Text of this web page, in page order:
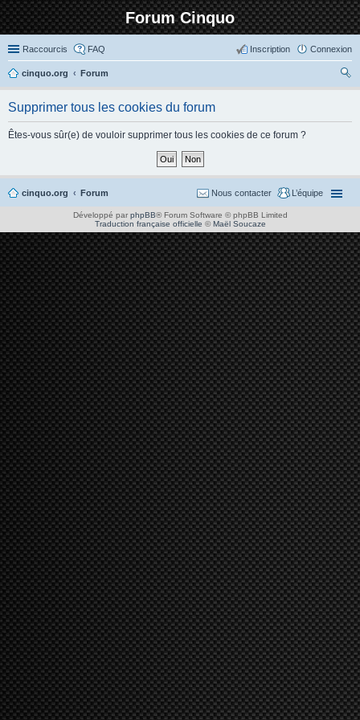
Forum Cinquo
Raccourcis FAQ Connexion
Inscription
cinquo.org
Forum
Supprimer tous les cookies du forum
Êtes-vous sûr(e) de vouloir supprimer tous les cookies de ce forum ?
cinquo.org Forum L’équipe
Nous contacter
Développé par phpBB® Forum Software © phpBB Limited
Traduction française officielle ©Maël Soucaze